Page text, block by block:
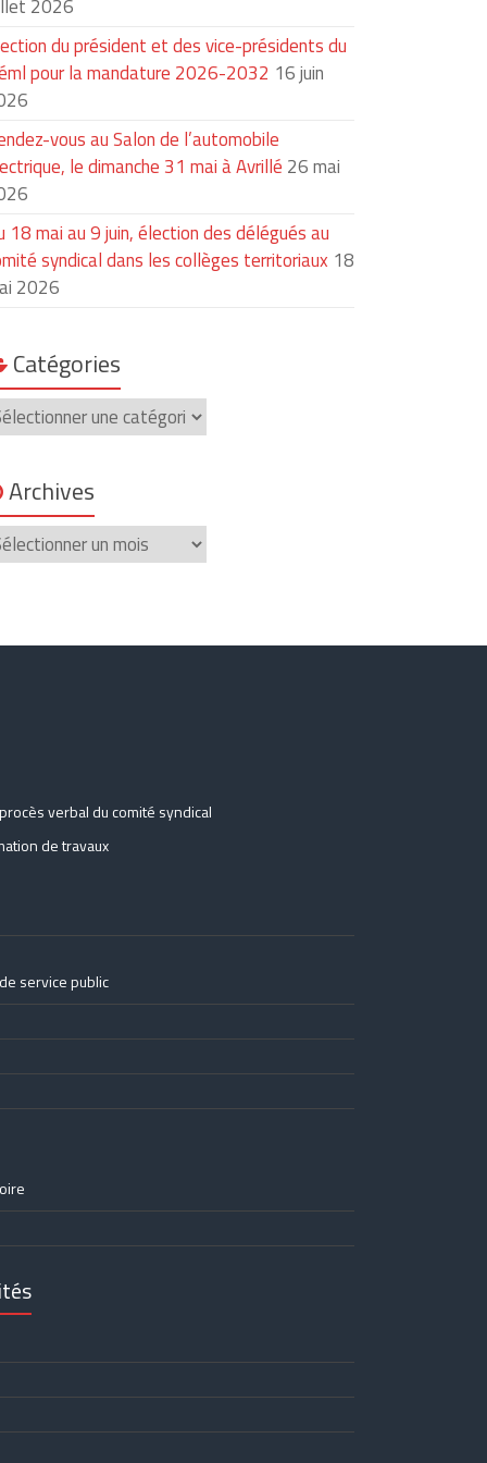
2026
du président et des vice-présidents du
pour la mandature 2026-2032 16 juin
vous au Salon de l’automobile
le dimanche 31 mai à Avrillé 26 mai
18 mai au 9 juin, élection des délégués au
syndical dans les collèges territoriaux 18
2026
Catégories
Archives
verbal du comité syndical
de travaux
service public